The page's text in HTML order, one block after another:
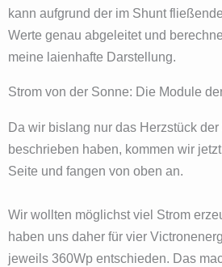
kann aufgrund der im Shunt
Werte genau abgeleitet und
meine laienhafte Darstellung.
Strom von der Sonne: Die Module
Da wir bislang nur das Herzstück
beschrieben haben, kommen wir
Seite und fangen von oben an.
Wir wollten möglichst viel Strom
haben uns daher für vier
jeweils 360Wp entschieden. Das